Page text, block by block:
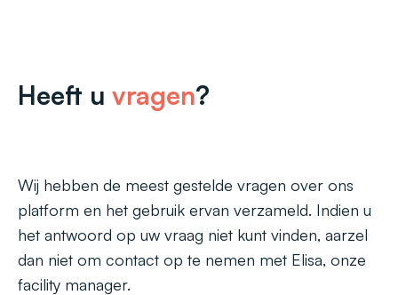
Heeft u vragen?
Wij hebben de meest gestelde vragen over ons
platform en het gebruik ervan verzameld. Indien u
het antwoord op uw vraag niet kunt vinden, aarzel
dan niet om contact op te nemen met Elisa, onze
facility manager.